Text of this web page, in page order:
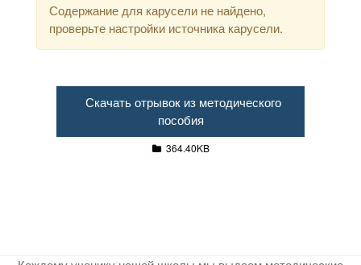
Содержание для карусели не найдено,
проверьте настройки источника карусели.
Скачать отрывок из методического
пособия
364.40KB